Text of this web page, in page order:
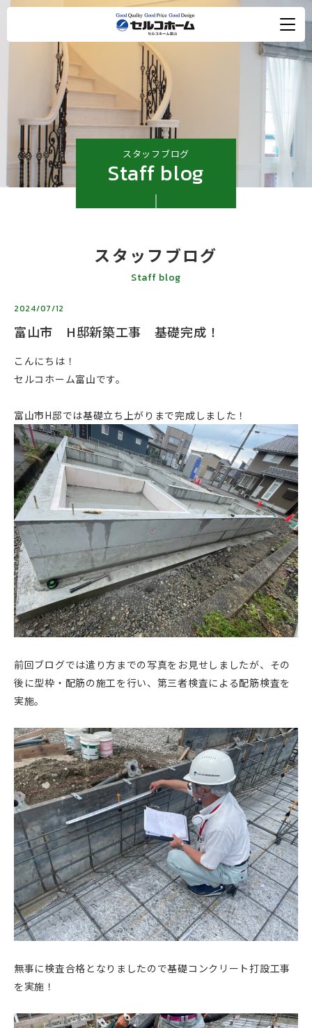
スタッフブログ
Staff blog
スタッフブログ
Staff blog
2024/07/12
富山市 H邸新築工事 基礎完成！
こんにちは！
セルコホーム富山です。
富山市H邸では基礎立ち上がりまで完成しました！
前回ブログでは遣り方までの写真をお見せしましたが、その
後に型枠・配筋の施工を行い、第三者検査による配筋検査を
実施。
無事に検査合格となりましたので基礎コンクリート打設工事
を実施！